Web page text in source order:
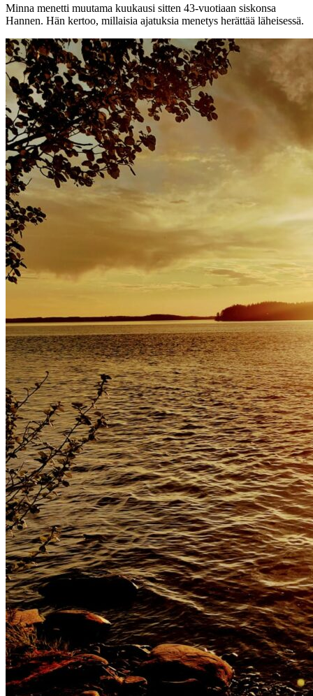
Minna menetti muutama kuukausi sitten 43-vuotiaan siskonsa
Hannen. Hän kertoo, millaisia ajatuksia menetys herättää läheisessä.